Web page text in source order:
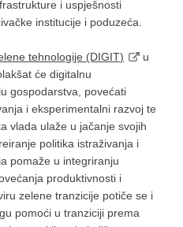
i uspješnosti
institucije i poduzeća.
tehnologije (DIGIT)
u
će digitalnu
gospodarstva, povećati
i eksperimentalni razvoj te
vlada ulaže u jačanje svojih
politika istraživanja i
pomaže u integriranju
produktivnosti i
zelene tranzicije potiče se i
pomoći u tranziciji prema